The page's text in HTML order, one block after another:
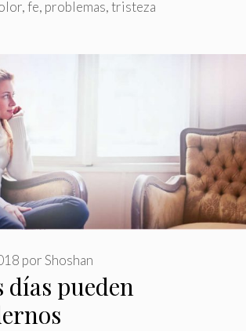
,fe, problemas,tristeza
días pueden
porShoshan